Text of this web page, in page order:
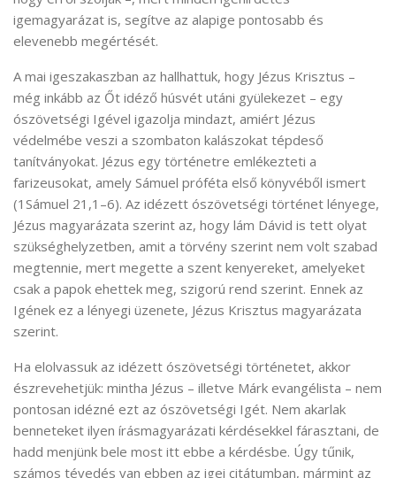
igemagyarázat is, segítve az alapige pontosabb és
elevenebb megértését.
A mai igeszakaszban az hallhattuk, hogy Jézus Krisztus –
még inkább az Őt idéző húsvét utáni gyülekezet – egy
ószövetségi Igével igazolja mindazt, amiért Jézus
védelmébe veszi a szombaton kalászokat tépdeső
tanítványokat. Jézus egy történetre emlékezteti a
farizeusokat, amely Sámuel próféta első könyvéből ismert
(1Sámuel 21,1–6). Az idézett ószövetségi történet lényege,
Jézus magyarázata szerint az, hogy lám Dávid is tett olyat
szükséghelyzetben, amit a törvény szerint nem volt szabad
megtennie, mert megette a szent kenyereket, amelyeket
csak a papok ehettek meg, szigorú rend szerint. Ennek az
Igének ez a lényegi üzenete, Jézus Krisztus magyarázata
szerint.
Ha elolvassuk az idézett ószövetségi történetet, akkor
észrevehetjük: mintha Jézus – illetve Márk evangélista – nem
pontosan idézné ezt az ószövetségi Igét. Nem akarlak
benneteket ilyen írásmagyarázati kérdésekkel fárasztani, de
hadd menjünk bele most itt ebbe a kérdésbe. Úgy tűnik,
számos tévedés van ebben az igei citátumban, mármint az